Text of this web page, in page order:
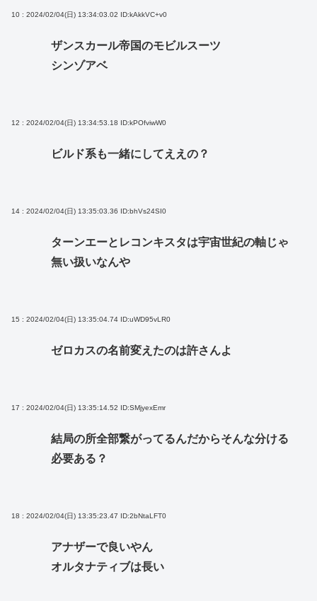
10 : 2024/02/04(日) 13:34:03.02 ID:kAkkVC+v0
ザンスカール帝国のモビルスーツ
シンゾアベ
12 : 2024/02/04(日) 13:34:53.18 ID:kPOfviwW0
ビルド系も一緒にしてええの？
14 : 2024/02/04(日) 13:35:03.36 ID:bhVs24SI0
ターンエーとレコンキスタは宇宙世紀の軸じゃ
無い扱いなんや
15 : 2024/02/04(日) 13:35:04.74 ID:uWD95vLR0
ゼロカスの名前変えたのは許さんよ
17 : 2024/02/04(日) 13:35:14.52 ID:SMjyexEmr
結局の所全部繋がってるんだからそんな分ける
必要ある？
18 : 2024/02/04(日) 13:35:23.47 ID:2bNtaLFT0
アナザーで良いやん
オルタナティブは長い